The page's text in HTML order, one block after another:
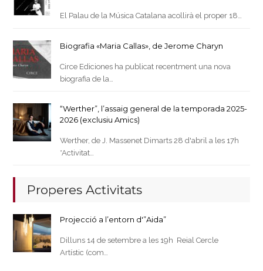
El Palau de la Música Catalana acollirà el proper 18…
Biografia «Maria Callas», de Jerome Charyn
Circe Ediciones ha publicat recentment una nova
biografia de la…
“Werther”, l’assaig general de la temporada 2025-
2026 (exclusiu Amics)
Werther, de J. Massenet Dimarts 28 d'abril a les 17h
*Activitat…
Properes Activitats
Projecció a l’entorn d'”Aida”
Dilluns 14 de setembre a les 19h Reial Cercle
Artístic (com…